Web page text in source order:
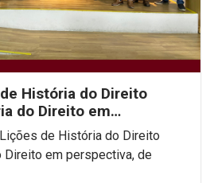
História do Direito
do Direito em
de História do Direito
Direito em perspectiva, de